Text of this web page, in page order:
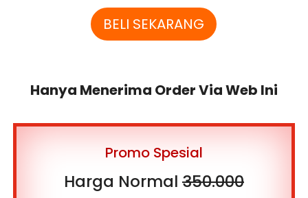
BELI SEKARANG
Hanya Menerima Order Via Web Ini
Promo Spesial
Harga Normal 350.000